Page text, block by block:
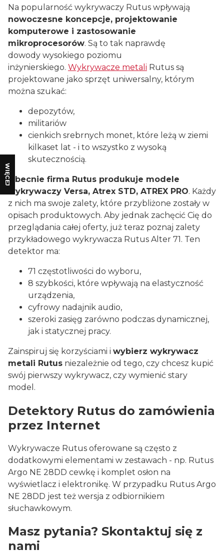
WIĘCEJ
Na popularność wykrywaczy Rutus wpływają
nowoczesne koncepcje, projektowanie
komputerowe i zastosowanie
mikroprocesorów. Są to tak naprawdę
dowody wysokiego poziomu
inżynierskiego. Wykrywacze metali Rutus są
projektowane jako sprzęt uniwersalny, którym
można szukać:
depozytów,
militariów
cienkich srebrnych monet, które leżą w ziemi
kilkaset lat - i to wszystko z wysoką
skutecznością.
Obecnie firma Rutus produkuje modele
wykrywaczy Versa, Atrex STD, ATREX PRO. Każdy
z nich ma swoje zalety, które przybliżone zostały w
opisach produktowych. Aby jednak zachęcić Cię do
przeglądania całej oferty, już teraz poznaj zalety
przykładowego wykrywacza Rutus Alter 71. Ten
detektor ma:
71 częstotliwości do wyboru,
8 szybkości, które wpływają na elastyczność
urządzenia,
cyfrowy nadajnik audio,
szeroki zasięg zarówno podczas dynamicznej,
jak i statycznej pracy.
Zainspiruj się korzyściami i wybierz wykrywacz
metali Rutus niezależnie od tego, czy chcesz kupić
swój pierwszy wykrywacz, czy wymienić stary
model.
Detektory Rutus do zamówienia
przez Internet
Wykrywacze Rutus oferowane są często z
dodatkowymi elementami w zestawach - np. Rutus
Argo NE 28DD cewkę i komplet osłon na
wyświetlacz i elektronikę. W przypadku Rutus Argo
NE 28DD jest też wersja z odbiornikiem
słuchawkowym.
Masz pytania? Skontaktuj się z
nami